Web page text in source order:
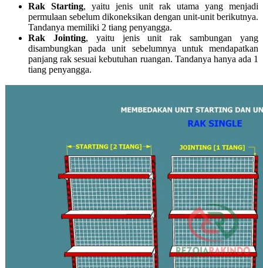
Rak Starting, yaitu jenis unit rak utama yang menjadi
permulaan sebelum dikoneksikan dengan unit-unit berikutnya.
Tandanya memiliki 2 tiang penyangga.
Rak Jointing, yaitu jenis unit rak sambungan yang
disambungkan pada unit sebelumnya untuk mendapatkan
panjang rak sesuai kebutuhan ruangan. Tandanya hanya ada 1
tiang penyangga.